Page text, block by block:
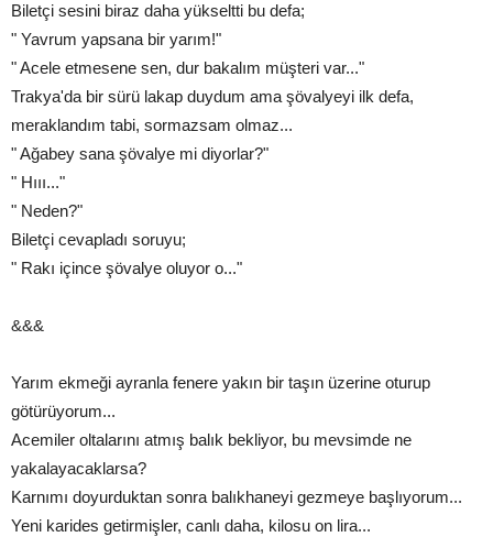
Biletçi sesini biraz daha yükseltti bu defa;
" Yavrum yapsana bir yarım!"
" Acele etmesene sen, dur bakalım müşteri var..."
Trakya'da bir sürü lakap duydum ama şövalyeyi ilk defa,
meraklandım tabi, sormazsam olmaz...
" Ağabey sana şövalye mi diyorlar?"
" Hııı..."
" Neden?"
Biletçi cevapladı soruyu;
" Rakı içince şövalye oluyor o..."
&&&
Yarım ekmeği ayranla fenere yakın bir taşın üzerine oturup
götürüyorum...
Acemiler oltalarını atmış balık bekliyor, bu mevsimde ne
yakalayacaklarsa?
Karnımı doyurduktan sonra balıkhaneyi gezmeye başlıyorum...
Yeni karides getirmişler, canlı daha, kilosu on lira...